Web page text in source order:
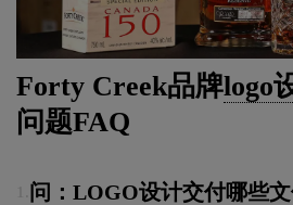
Forty Creek品牌logo
问题FAQ
问：LOGO设计交付哪些文